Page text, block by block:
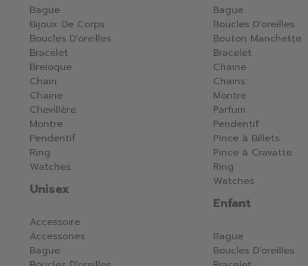
Bague
Bijoux De Corps
Boucles D'oreilles
Bracelet
Breloque
Chain
Chaine
Chevillère
Montre
Pendentif
Ring
Watches
Unisex
Accessoire
Accessories
Bague
Bague
Boucles D'oreilles
Bouton Manchette
Bracelet
Chaine
Chains
Montre
Parfum
Pendentif
Pince à Billets
Pince à Cravatte
Ring
Watches
Enfant
Bague
Boucles D'oreilles